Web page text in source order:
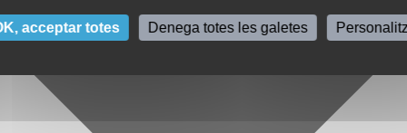
acceptar totes Denega totes les galetes